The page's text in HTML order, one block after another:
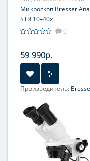
Микроскоп Bresser
STR 10–40x
0
59 990р.
Производитель:
Увеличение, крат:
Окуляр (ы):WF10x-2 шт.